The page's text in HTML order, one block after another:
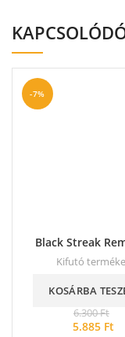
-7%
Black Streak
Kifutó
6.300Ft
5.885 Ft
KOSÁRBA